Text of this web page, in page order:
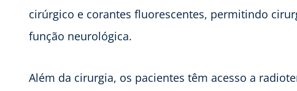
cirúrgico e corantes fluorescentes, permitindo
função neurológica.
Além da cirurgia, os pacientes têm acesso a